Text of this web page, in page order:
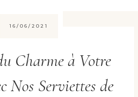
16/06/2021
Charme à Votre
Nos Serviettes de